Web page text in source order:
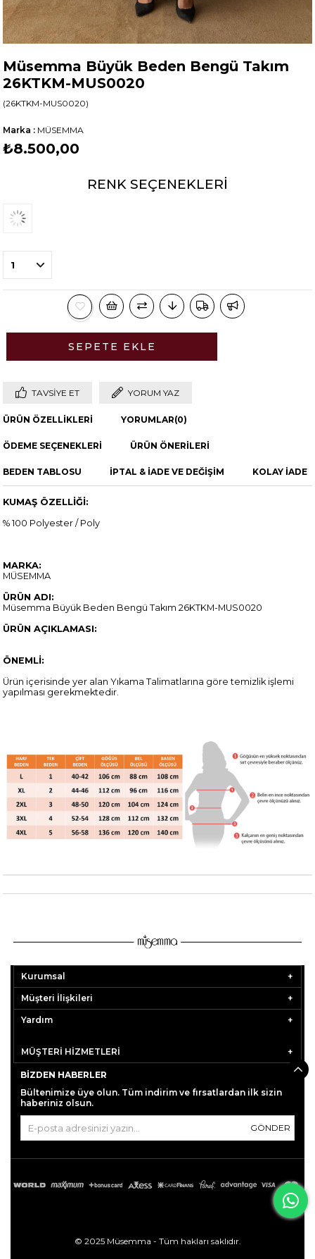
Müsemma Büyük Beden Bengü Takım
26KTKM-MUS0020
(26KTKM-MUS0020)
Marka : MÜSEMMA
₺8.500,00
RENK SEÇENEKLERI
TAVSIYE ET YORUM YAZ
ÜRÜN ÖZELLIKLERI YORUMLAR(0)
ÖDEME SEÇENEKLERI ÜRÜN ÖNERILERI
BEDEN TABLOSU İPTAL & İADE VE DEĞİŞİM KOLAY İADE
KUMAŞ ÖZELLİĞİ:
% 100 Polyester / Poly
MARKA:
MÜSEMMA
ÜRÜN ADI:
Müsemma Büyük Beden Bengü Takım 26KTKM-MUS0020
ÜRÜN AÇIKLAMASI:
ÖNEMLİ:
Ürün içerisinde yer alan Yıkama Talimatlarına göre temizlik işlemi
yapılması gerekmektedir.
Kurumsal
Müşteri İlişkileri
Yardım
MÜŞTERİ HİZMETLERİ
BIZDEN HABERLER
Bültenimize üye olun. Tüm indirim ve fırsatlardan ilk sizin
haberiniz olsun.
GÖNDER
© 2025 Müsemma - Tüm hakları saklıdır.